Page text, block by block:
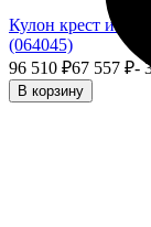
Кулон крест из
(064045)
96 510 ₽67 557 ₽-
В корзину